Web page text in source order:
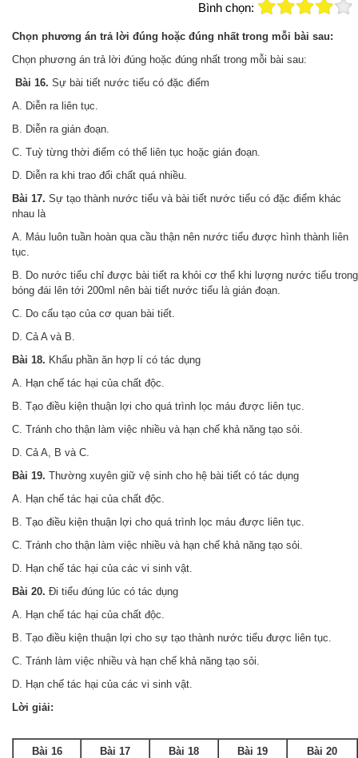
Bình chọn:
Chọn phương án trả lời đúng hoặc đúng nhất trong mỗi bài sau:
Chọn phương án trả lời đúng hoặc đúng nhất trong mỗi bài sau:
Bài 16. Sự bài tiết nước tiểu có đặc điểm
A. Diễn ra liên tục.
B. Diễn ra gián đoạn.
C. Tuỳ từng thời điểm có thể liên tục hoặc gián đoạn.
D. Diễn ra khi trao đổi chất quá nhiều.
Bài 17. Sự tạo thành nước tiểu và bài tiết nước tiểu có đặc điểm khác
nhau là
A. Máu luôn tuần hoàn qua cầu thận nên nước tiểu được hình thành liên
tục.
B. Do nước tiểu chỉ được bài tiết ra khỏi cơ thể khi lượng nước tiểu trong
bóng đái lên tới 200ml nên bài tiết nước tiểu là gián đoạn.
C. Do cấu tạo của cơ quan bài tiết.
D. Cả A và B.
Bài 18. Khẩu phần ăn hợp lí có tác dụng
A. Hạn chế tác hại của chất độc.
B. Tạo điều kiện thuận lợi cho quá trình lọc máu được liên tục.
C. Tránh cho thận làm việc nhiều và hạn chế khả năng tạo sỏi.
D. Cả A, B và C.
Bài 19. Thường xuyên giữ vệ sinh cho hệ bài tiết có tác dụng
A. Hạn chế tác hại của chất độc.
B. Tạo điều kiện thuận lợi cho quá trình lọc máu được liên tục.
C. Tránh cho thận làm việc nhiều và hạn chế khả năng tạo sỏi.
D. Hạn chế tác hại của các vi sinh vật.
Bài 20. Đi tiểu đúng lúc có tác dụng
A. Hạn chế tác hại của chất độc.
B. Tạo điều kiện thuận lợi cho sự tạo thành nước tiểu được liên tục.
C. Tránh làm việc nhiều và hạn chế khả năng tạo sỏi.
D. Hạn chế tác hại của các vi sinh vật.
Lời giải:
Bài 16 Bài 17 Bài 18 Bài 19 Bài 20